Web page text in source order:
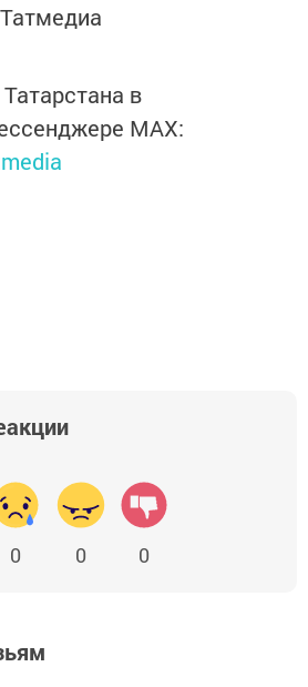
Татмедиа
в
MАХ:
0 0 0